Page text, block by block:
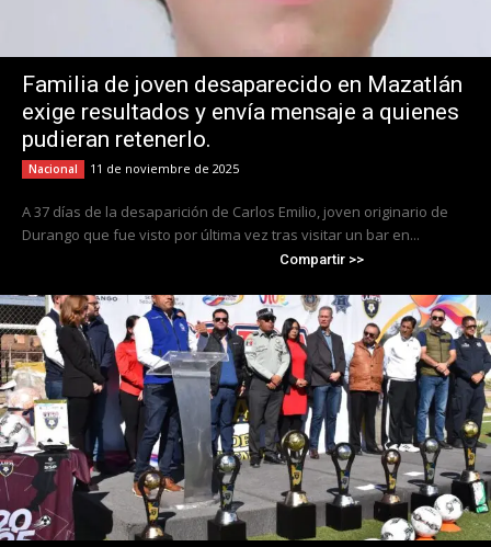
Familia de joven desaparecido en Mazatlán
exige resultados y envía mensaje a quienes
pudieran retenerlo.
Nacional 11 de noviembre de 2025
A 37 días de la desaparición de Carlos Emilio, joven originario de
Durango que fue visto por última vez tras visitar un bar en...
Compartir >>